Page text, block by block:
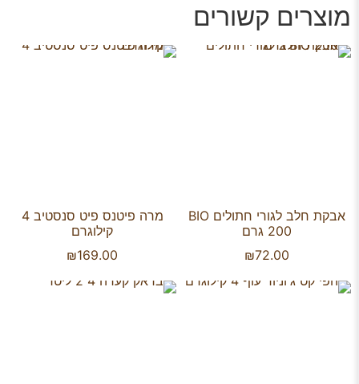
מוצרים קשורים
אבקת חלב לגורי חתולים BIO
200 גרם
₪72.00
מרה פיטנס פיט סנסטיב 4
קילוגרם
₪169.00